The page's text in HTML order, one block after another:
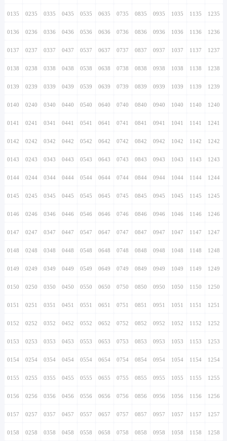
0135 0235 0335 0435 0535 0635 0735 0835 0935 1035 1135 1235
0136 0236 0336 0436 0536 0636 0736 0836 0936 1036 1136 1236
0137 0237 0337 0437 0537 0637 0737 0837 0937 1037 1137 1237
0138 0238 0338 0438 0538 0638 0738 0838 0938 1038 1138 1238
0139 0239 0339 0439 0539 0639 0739 0839 0939 1039 1139 1239
0140 0240 0340 0440 0540 0640 0740 0840 0940 1040 1140 1240
0141 0241 0341 0441 0541 0641 0741 0841 0941 1041 1141 1241
0142 0242 0342 0442 0542 0642 0742 0842 0942 1042 1142 1242
0143 0243 0343 0443 0543 0643 0743 0843 0943 1043 1143 1243
0144 0244 0344 0444 0544 0644 0744 0844 0944 1044 1144 1244
0145 0245 0345 0445 0545 0645 0745 0845 0945 1045 1145 1245
0146 0246 0346 0446 0546 0646 0746 0846 0946 1046 1146 1246
0147 0247 0347 0447 0547 0647 0747 0847 0947 1047 1147 1247
0148 0248 0348 0448 0548 0648 0748 0848 0948 1048 1148 1248
0149 0249 0349 0449 0549 0649 0749 0849 0949 1049 1149 1249
0150 0250 0350 0450 0550 0650 0750 0850 0950 1050 1150 1250
0151 0251 0351 0451 0551 0651 0751 0851 0951 1051 1151 1251
0152 0252 0352 0452 0552 0652 0752 0852 0952 1052 1152 1252
0153 0253 0353 0453 0553 0653 0753 0853 0953 1053 1153 1253
0154 0254 0354 0454 0554 0654 0754 0854 0954 1054 1154 1254
0155 0255 0355 0455 0555 0655 0755 0855 0955 1055 1155 1255
0156 0256 0356 0456 0556 0656 0756 0856 0956 1056 1156 1256
0157 0257 0357 0457 0557 0657 0757 0857 0957 1057 1157 1257
0158 0258 0358 0458 0558 0658 0758 0858 0958 1058 1158 1258